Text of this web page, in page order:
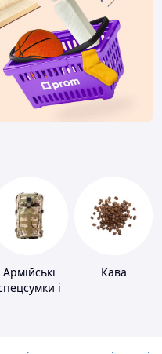
Армійські
і
Кава